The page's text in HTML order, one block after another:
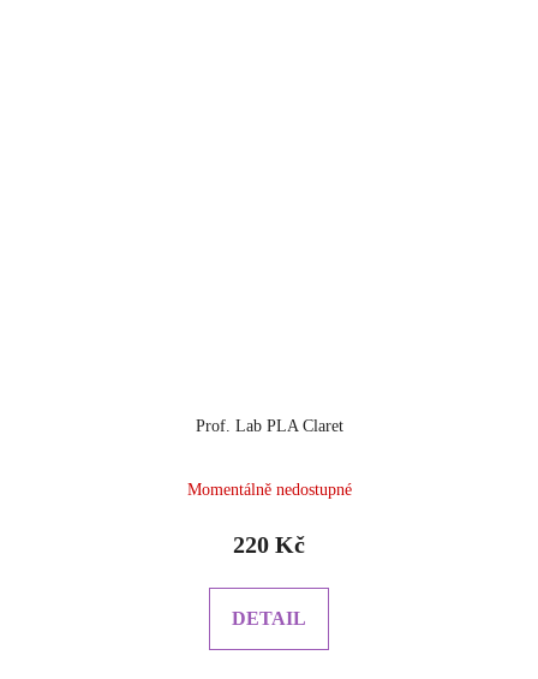
Prof. Lab PLA Claret
Momentálně nedostupné
220 Kč
DETAIL